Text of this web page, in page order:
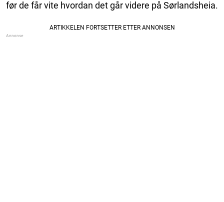
før de får vite hvordan det går videre på Sørlandsheia.